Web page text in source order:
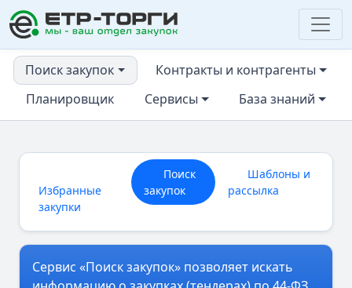
ЕТР-ТОРГИ
Поиск закупок
Контракты и контрагенты
Планировщик
Сервисы База знаний
Избранные
закупки
Поиск
закупок
Шаблоны и
рассылка
Сервис «Поиск закупок» позволяет искать